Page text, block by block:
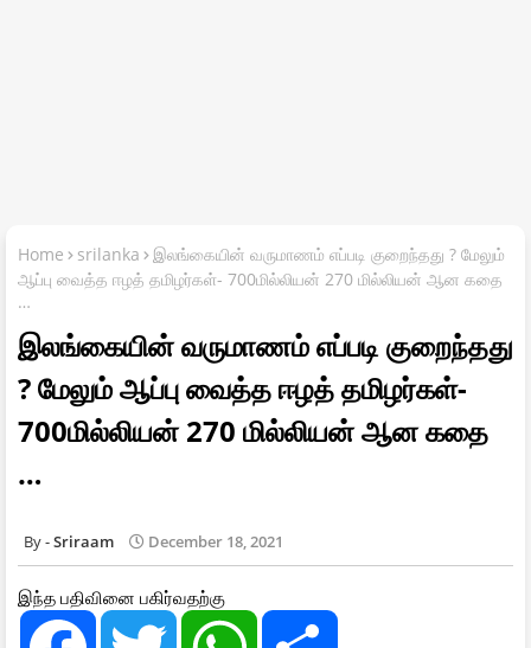
Home srilanka
இலங்கையின் வருமாணம் எப்படி குறைந்தது ? மேலும்
ஆப்பு வைத்த ஈழத் தமிழர்கள்- 700மில்லியன் 270 மில்லியன் ஆன கதை
…
இலங்கையின் வருமாணம் எப்படி குறைந்தது
? மேலும் ஆப்பு வைத்த ஈழத் தமிழர்கள்-
700மில்லியன் 270 மில்லியன் ஆன கதை
…
Sriraam December 18, 2021
இந்த பதிவினை பகிர்வதற்கு
F
T
W